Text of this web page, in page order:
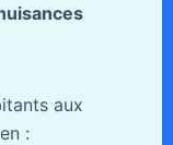
aux
: